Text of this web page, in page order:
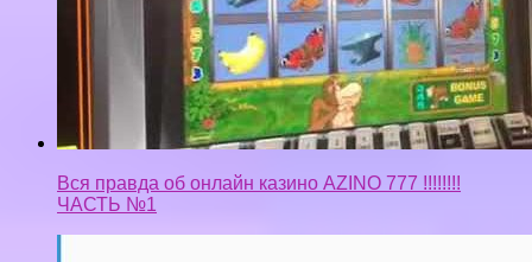
Вся правда об онлайн казино AZINO 777 !!!!!!!!
ЧАСТЬ №1